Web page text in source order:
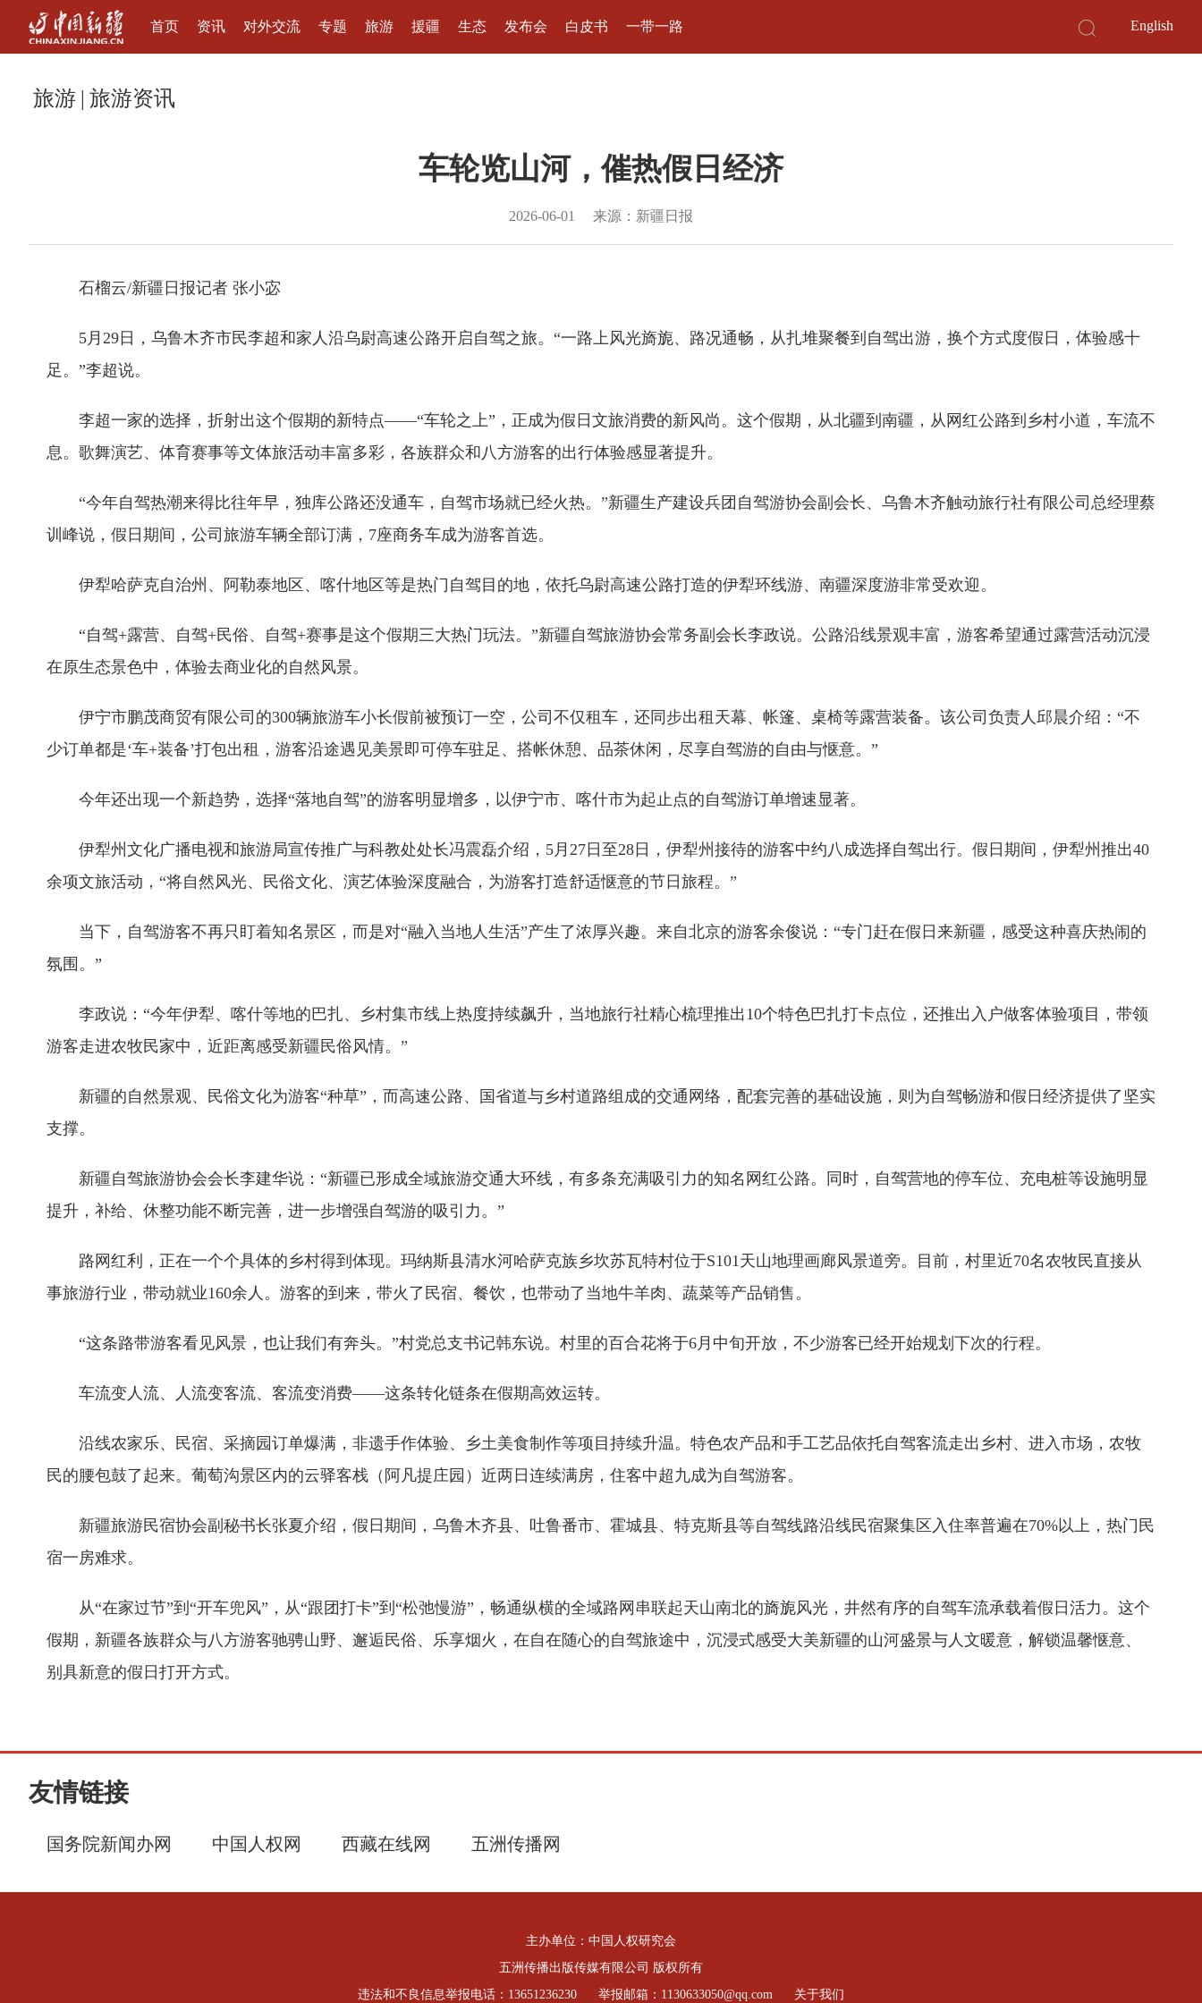
首页 资讯 对外交流 专题 旅游 援疆 生态 发布会 白皮书 一带一路 English
旅游 | 旅游资讯
车轮览山河，催热假日经济
2026-06-01 来源：新疆日报
石榴云/新疆日报记者 张小宓
5月29日，乌鲁木齐市民李超和家人沿乌尉高速公路开启自驾之旅。“一路上风光旖旎、路况通畅，从扎堆聚餐到自驾出游，换个方式度假日，体验感十
足。”李超说。
李超一家的选择，折射出这个假期的新特点——“车轮之上”，正成为假日文旅消费的新风尚。这个假期，从北疆到南疆，从网红公路到乡村小道，车流不
息。歌舞演艺、体育赛事等文体旅活动丰富多彩，各族群众和八方游客的出行体验感显著提升。
“今年自驾热潮来得比往年早，独库公路还没通车，自驾市场就已经火热。”新疆生产建设兵团自驾游协会副会长、乌鲁木齐触动旅行社有限公司总经理蔡
训峰说，假日期间，公司旅游车辆全部订满，7座商务车成为游客首选。
伊犁哈萨克自治州、阿勒泰地区、喀什地区等是热门自驾目的地，依托乌尉高速公路打造的伊犁环线游、南疆深度游非常受欢迎。
“自驾+露营、自驾+民俗、自驾+赛事是这个假期三大热门玩法。”新疆自驾旅游协会常务副会长李政说。公路沿线景观丰富，游客希望通过露营活动沉浸
在原生态景色中，体验去商业化的自然风景。
伊宁市鹏茂商贸有限公司的300辆旅游车小长假前被预订一空，公司不仅租车，还同步出租天幕、帐篷、桌椅等露营装备。该公司负责人邱晨介绍：“不
少订单都是‘车+装备’打包出租，游客沿途遇见美景即可停车驻足、搭帐休憩、品茶休闲，尽享自驾游的自由与惬意。”
今年还出现一个新趋势，选择“落地自驾”的游客明显增多，以伊宁市、喀什市为起止点的自驾游订单增速显著。
伊犁州文化广播电视和旅游局宣传推广与科教处处长冯震磊介绍，5月27日至28日，伊犁州接待的游客中约八成选择自驾出行。假日期间，伊犁州推出40
余项文旅活动，“将自然风光、民俗文化、演艺体验深度融合，为游客打造舒适惬意的节日旅程。”
当下，自驾游客不再只盯着知名景区，而是对“融入当地人生活”产生了浓厚兴趣。来自北京的游客余俊说：“专门赶在假日来新疆，感受这种喜庆热闹的
氛围。”
李政说：“今年伊犁、喀什等地的巴扎、乡村集市线上热度持续飙升，当地旅行社精心梳理推出10个特色巴扎打卡点位，还推出入户做客体验项目，带领
游客走进农牧民家中，近距离感受新疆民俗风情。”
新疆的自然景观、民俗文化为游客“种草”，而高速公路、国省道与乡村道路组成的交通网络，配套完善的基础设施，则为自驾畅游和假日经济提供了坚实
支撑。
新疆自驾旅游协会会长李建华说：“新疆已形成全域旅游交通大环线，有多条充满吸引力的知名网红公路。同时，自驾营地的停车位、充电桩等设施明显
提升，补给、休整功能不断完善，进一步增强自驾游的吸引力。”
路网红利，正在一个个具体的乡村得到体现。玛纳斯县清水河哈萨克族乡坎苏瓦特村位于S101天山地理画廊风景道旁。目前，村里近70名农牧民直接从
事旅游行业，带动就业160余人。游客的到来，带火了民宿、餐饮，也带动了当地牛羊肉、蔬菜等产品销售。
“这条路带游客看见风景，也让我们有奔头。”村党总支书记韩东说。村里的百合花将于6月中旬开放，不少游客已经开始规划下次的行程。
车流变人流、人流变客流、客流变消费——这条转化链条在假期高效运转。
沿线农家乐、民宿、采摘园订单爆满，非遗手作体验、乡土美食制作等项目持续升温。特色农产品和手工艺品依托自驾客流走出乡村、进入市场，农牧
民的腰包鼓了起来。葡萄沟景区内的云驿客栈（阿凡提庄园）近两日连续满房，住客中超九成为自驾游客。
新疆旅游民宿协会副秘书长张夏介绍，假日期间，乌鲁木齐县、吐鲁番市、霍城县、特克斯县等自驾线路沿线民宿聚集区入住率普遍在70%以上，热门民
宿一房难求。
从“在家过节”到“开车兜风”，从“跟团打卡”到“松弛慢游”，畅通纵横的全域路网串联起天山南北的旖旎风光，井然有序的自驾车流承载着假日活力。这个
假期，新疆各族群众与八方游客驰骋山野、邂逅民俗、乐享烟火，在自在随心的自驾旅途中，沉浸式感受大美新疆的山河盛景与人文暖意，解锁温馨惬意、
别具新意的假日打开方式。
友情链接
国务院新闻办网 中国人权网 西藏在线网 五洲传播网
主办单位：中国人权研究会
五洲传播出版传媒有限公司 版权所有
违法和不良信息举报电话：13651236230
举报邮箱：1130633050@qq.com 关于我们